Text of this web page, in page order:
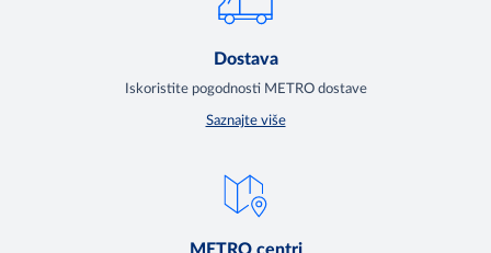
Dostava
Iskoristite pogodnosti METRO dostave
Saznajte više
METRO centri